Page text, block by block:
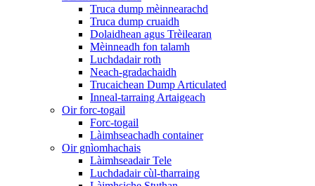
Truca dump mèinnearachd
Truca dump cruaidh
Dolaidhean agus Trèilearan
Mèinneadh fon talamh
Luchdadair roth
Neach-gradachaidh
Trucaichean Dump Articulated
Inneal-tarraing Artaigeach
Oir forc-togail
Forc-togail
Làimhseachadh container
Oir gnìomhachais
Làimhseadair Tele
Luchdadair cùl-tharraing